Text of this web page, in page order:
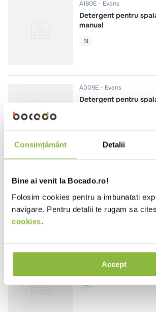
Consimțământ Detalii
Bine ai venit la Bocado.ro!
Folosim cookies pentru a imbunatati
navigare. Pentru detalii te rugam sa
cookies.
Accept
A180E Evans
Detergent pentru
manual
5l
A009E Evans
Detergent pentru
Detergent pentru
automat
20l
Detergent pentru
5l